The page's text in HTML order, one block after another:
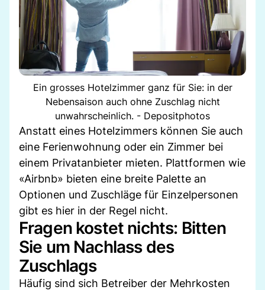
Ein grosses Hotelzimmer ganz für Sie: in der
Nebensaison auch ohne Zuschlag nicht
unwahrscheinlich. - Depositphotos
Anstatt eines Hotelzimmers können Sie auch
eine Ferienwohnung oder ein Zimmer bei
einem Privatanbieter mieten. Plattformen wie
«Airbnb» bieten eine breite Palette an
Optionen und Zuschläge für Einzelpersonen
gibt es hier in der Regel nicht.
Fragen kostet nichts: Bitten
Sie um Nachlass des
Zuschlags
Häufig sind sich Betreiber der Mehrkosten